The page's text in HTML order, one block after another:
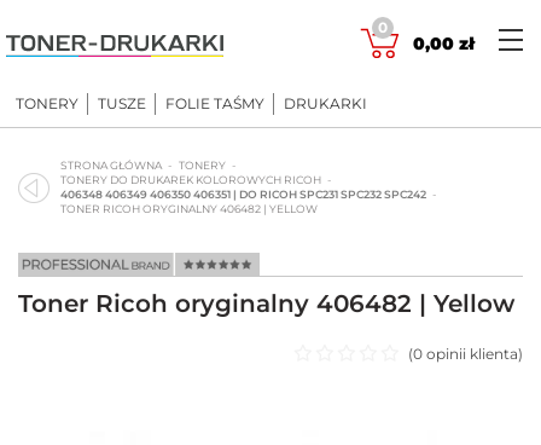
to
content
0
0,00 zł
TONERY TUSZE FOLIE TAŚMY DRUKARKI
STRONA GŁÓWNA
TONERY
TONERY DO DRUKAREK KOLOROWYCH RICOH
406348 406349 406350 406351 | DO RICOH SPC231 SPC232 SPC242
TONER RICOH ORYGINALNY 406482 | YELLOW
Toner Ricoh oryginalny 406482 | Yellow
(0 opinii klienta)